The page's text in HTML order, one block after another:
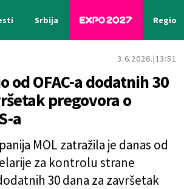
Srbija Region
3.6.2026. 13:51
od OFAC-a dodatnih 30
pregovora o
a
MOL zatražila je danas od
za kontrolu strane
30 dana za završetak